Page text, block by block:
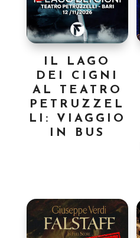
IL LAGO
DEI CIGNI
AL TEATRO
PETRUZZEL
LI: VIAGGIO
IN BUS